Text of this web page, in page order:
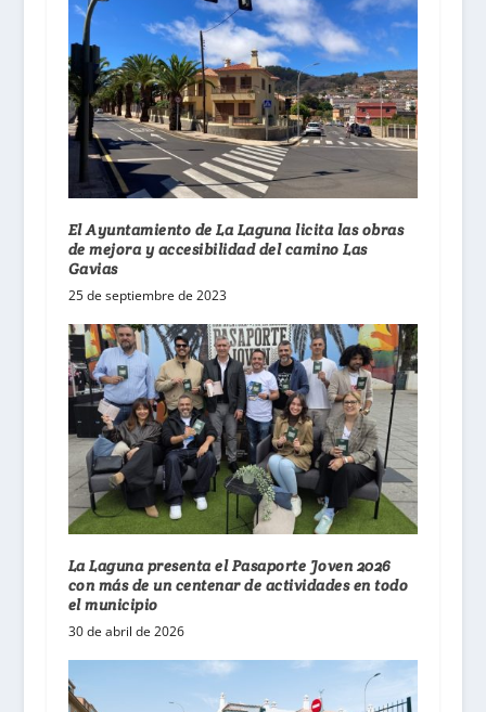
El Ayuntamiento de La Laguna licita las obras
de mejora y accesibilidad del camino Las
Gavias
25 de septiembre de 2023
La Laguna presenta el Pasaporte Joven 2026
con más de un centenar de actividades en todo
el municipio
30 de abril de 2026